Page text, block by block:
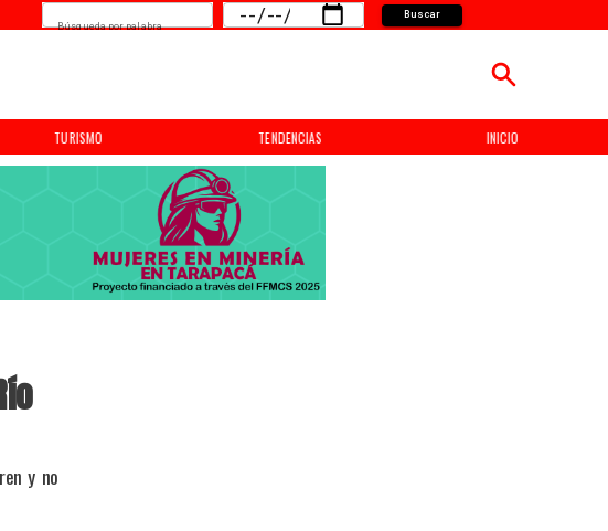
TURISMO TENDENCIAS INICIO
Buscar
Búsqueda por palabra
y no